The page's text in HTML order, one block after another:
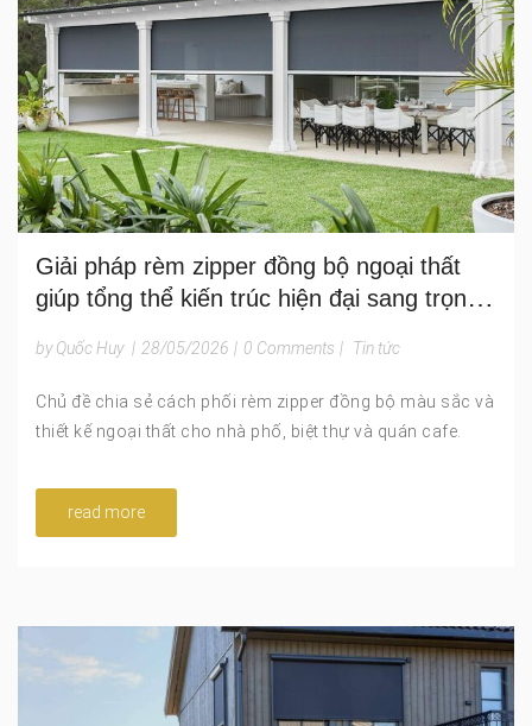
Giải pháp rèm zipper đồng bộ ngoại thất
giúp tổng thể kiến trúc hiện đại sang trọng
by Quốc Huy | 28/05/2026 | 0 Comments | Tin tức
Chủ đề chia sẻ cách phối rèm zipper đồng bộ màu sắc và
thiết kế ngoại thất cho nhà phố, biệt thự và quán cafe.
read more